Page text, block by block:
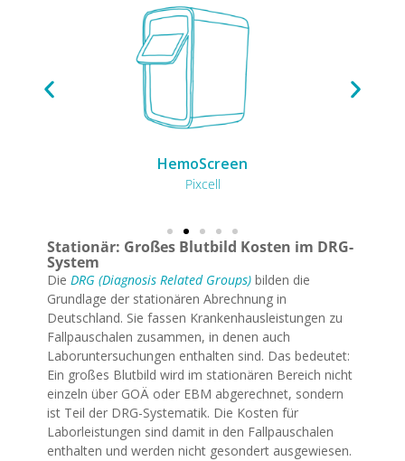
HemoScreen
Pixcell
Stationär: Großes Blutbild Kosten im DRG-
System
Die DRG (Diagnosis Related Groups) bilden die
Grundlage der stationären Abrechnung in
Deutschland. Sie fassen Krankenhausleistungen zu
Fallpauschalen zusammen, in denen auch
Laboruntersuchungen enthalten sind. Das bedeutet:
Ein großes Blutbild wird im stationären Bereich nicht
einzeln über GOÄ oder EBM abgerechnet, sondern
ist Teil der DRG-Systematik. Die Kosten für
Laborleistungen sind damit in den Fallpauschalen
enthalten und werden nicht gesondert ausgewiesen.